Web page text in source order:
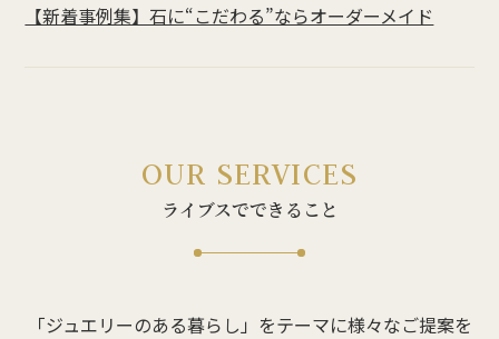
【新着事例集】石に“こだわる”ならオーダーメイド
OUR SERVICES
ライブスでできること
「ジュエリーのある暮らし」をテーマに様々なご提案を